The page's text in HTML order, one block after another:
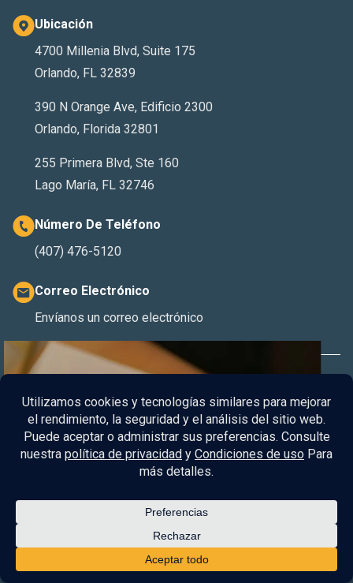
Ubicación
4700 Millenia Blvd, Suite 175
Orlando, FL 32839
390 N Orange Ave, Edificio 2300
Orlando, Florida 32801
255 Primera Blvd, Ste 160
Lago María, FL 32746
Número De Teléfono
(407) 476-5120
Correo Electrónico
Envíanos un correo electrónico
Multa de tráfico
Defensa Penal de Tráfico
Accidente con lesiones
Conducir con la licencia suspendida sin conocimiento